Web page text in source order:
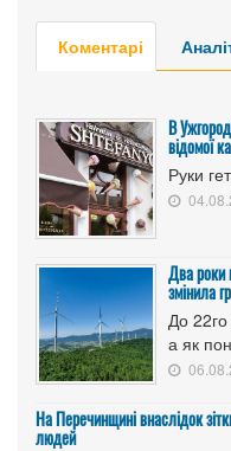
Коментарі
В
відомої
Руки
Два роки
змінила
До
а як
На Перечинщині внаслідок
людей